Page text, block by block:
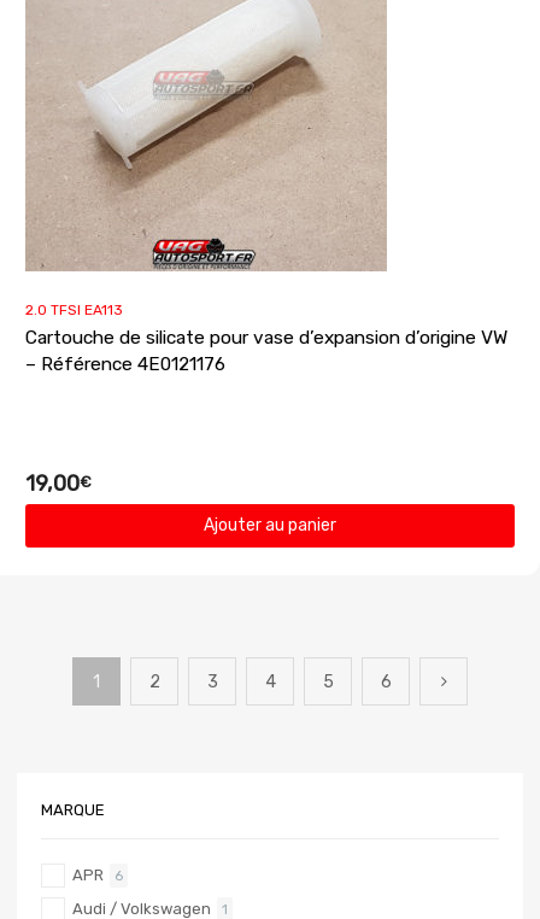
2.0 TFSI EA113
Cartouche de silicate pour vase d’expansion d’origine VW
– Référence 4E0121176
19,00€
Ajouter au panier
1 2 3 4 5 6
MARQUE
APR 6
Audi / Volkswagen 1